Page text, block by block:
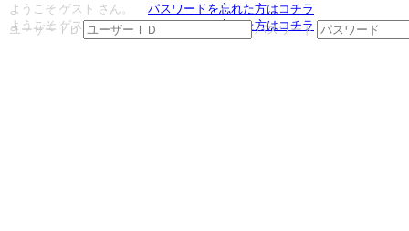
ようこそ ゲスト さん。 パスワードを忘れた方はコチラ
ようこそ ゲスト さん。
パスワードを忘れた方はコチラ
ユーザーＩＤ パスワード